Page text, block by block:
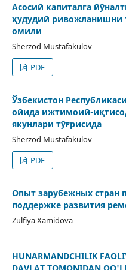
Асосий капиталга
ҳудудий ривожланишни
омили
Sherzod Mustafakulov
PDF
Ўзбекистон
ойида ижтимоий-
якунлари тўғрисида
Sherzod Mustafakulov
PDF
Опыт зарубежных стран
поддержке развития
Zulfiya Xamidova
HUNARMANDCHILIK